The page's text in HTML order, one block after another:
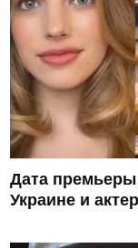
Дата
Украине и